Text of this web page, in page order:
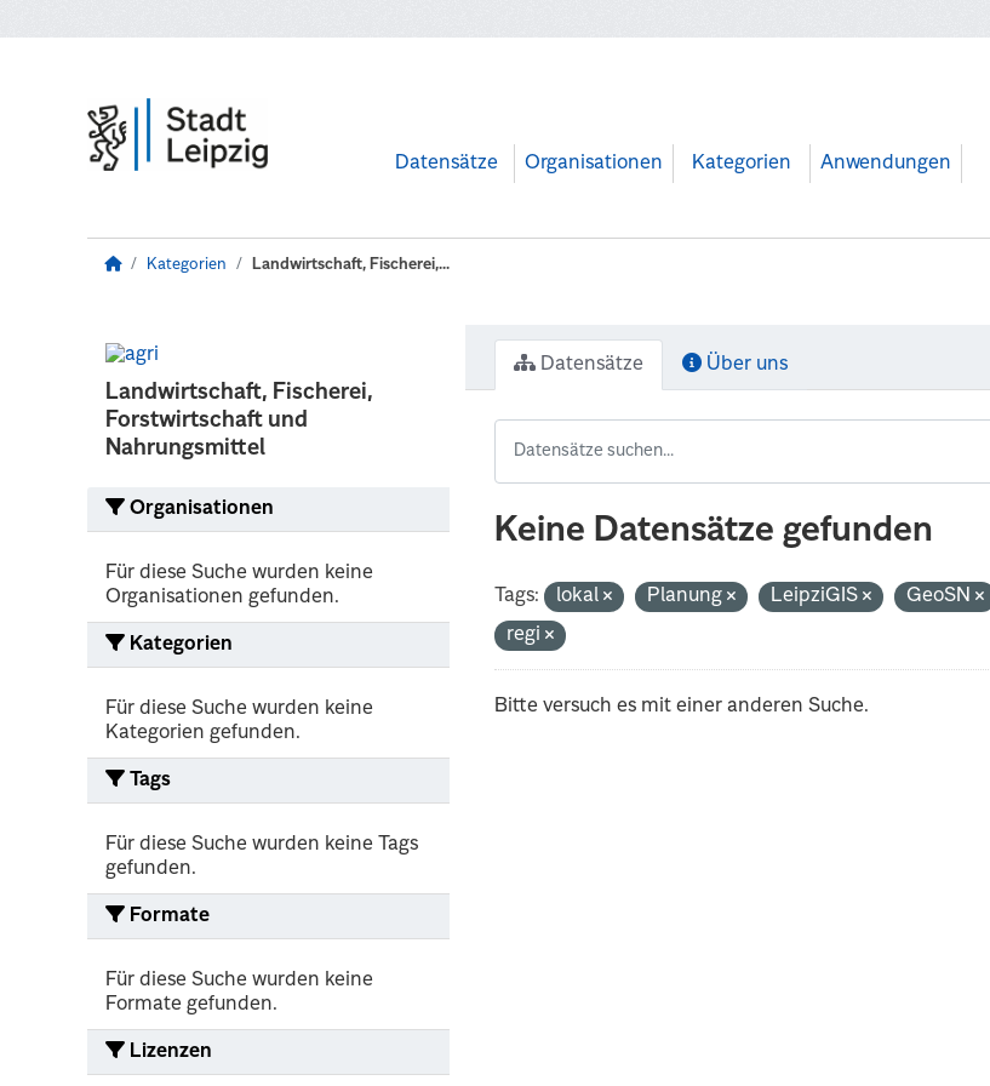
Datensätze Organisationen Kategorien Anwendungen
Kategorien Landwirtschaft, Fischerei,...
Landwirtschaft, Fischerei,
Forstwirtschaft und
Nahrungsmittel
Organisationen
Für diese Suche wurden keine
Organisationen gefunden.
Kategorien
Für diese Suche wurden keine
Kategorien gefunden.
Tags
Für diese Suche wurden keine Tags
gefunden.
Formate
Für diese Suche wurden keine
Formate gefunden.
Lizenzen
Datensätze Über uns
Keine Datensätze gefunden
Tags: lokal Planung LeipziGIS GeoSN
regi
Bitte versuch es mit einer anderen Suche.